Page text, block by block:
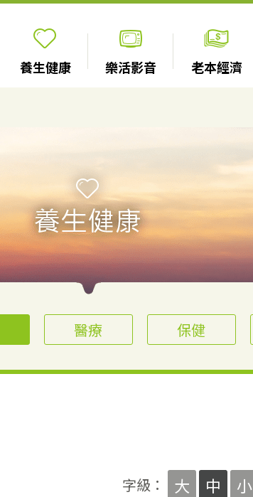
養生健康 樂活影音 老本經濟
醫療 保健
字級： 大 中 小